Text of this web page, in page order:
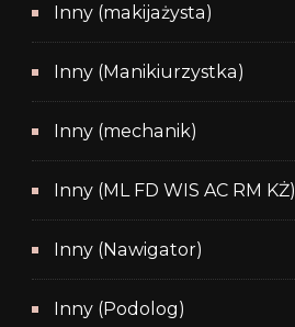
Inny (makijażysta)
Inny (Manikiurzystka)
Inny (mechanik)
Inny (ML FD WIS AC RM KŻ)
Inny (Nawigator)
Inny (Podolog)